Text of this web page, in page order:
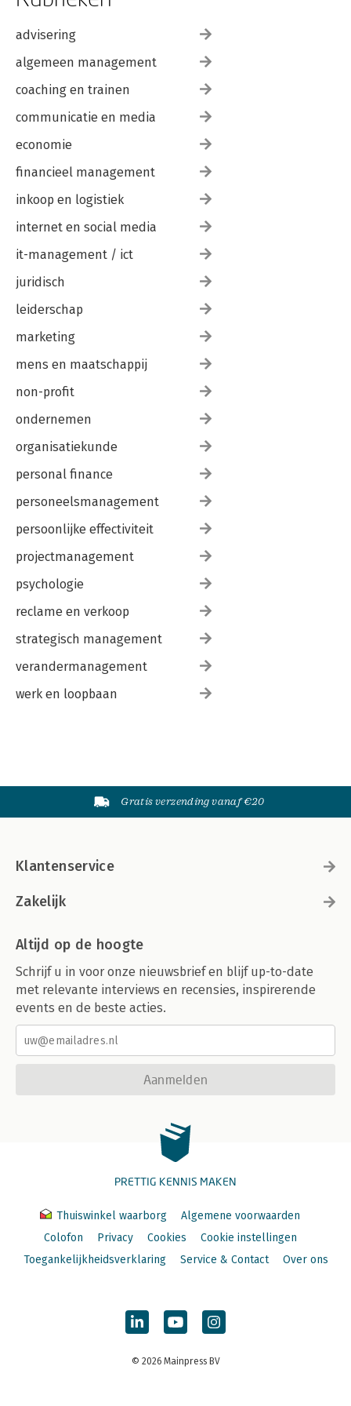
4.3.2 Voorspellen van incidenten 78
Referenties 85
Samenvatting 91
advisering
algemeen management
coaching en trainen
communicatie en media
economie
financieel management
inkoop en logistiek
internet en social media
it-management / ict
juridisch
leiderschap
marketing
mens en maatschappij
non-profit
ondernemen
organisatiekunde
personal finance
personeelsmanagement
persoonlijke effectiviteit
projectmanagement
psychologie
reclame en verkoop
strategisch management
verandermanagement
werk en loopbaan
Gratis verzending vanaf €20
Klantenservice
Zakelijk
Altijd op de hoogte
Schrijf u in voor onze nieuwsbrief en blijf up-to-date
met relevante interviews en recensies, inspirerende
events en de beste acties.
Aanmelden
PRETTIG KENNIS MAKEN
Thuiswinkel waarborg
Algemene voorwaarden
Colofon
Privacy Cookies
Cookie instellingen
Toegankelijkheidsverklaring
Service & Contact Over ons
© 2026 Mainpress BV